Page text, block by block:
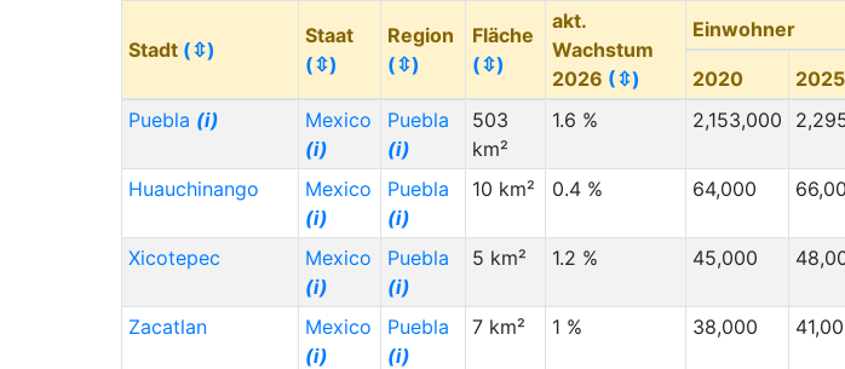
Stadt (⇳)
Staat
(⇳)
Region
(⇳)
Fläche
(⇳)
akt.
Wachstum
2026 (⇳)
Einwohner
2020 2025
Puebla (i)
Mexico
(i)
Puebla
(i)
503
km²
1.6 % 2,153,000
Huauchinango
Mexico
(i)
Puebla
(i)
10 km² 0.4 % 64,000
Xicotepec
Mexico
(i)
Puebla
(i)
5 km² 1.2 % 45,000
Zacatlan
Mexico
(i)
Puebla
(i)
7 km² 1 % 38,000